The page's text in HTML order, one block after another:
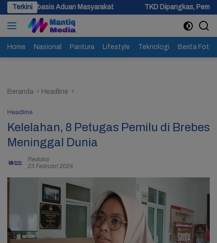
Langsung
ke
konten
Terkini
Masyarakat TKD Dipangkas, Pemprov Jateng Pastikan
Home Nasional Pantura Lifestyle Teknologi Berita Foto
Beranda Headline
Headline
Kelelahan, 8 Petugas Pemilu di Brebes
Meninggal Dunia
Redaksi
23 Februari 2024